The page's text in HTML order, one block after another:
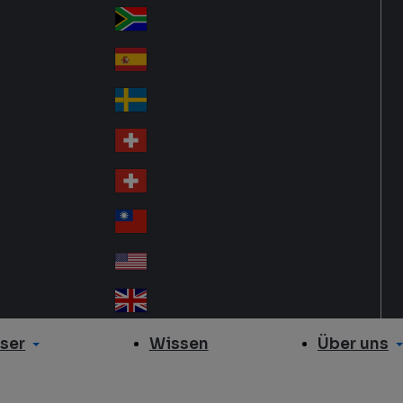
va
kia
So
uth
Af
ric
a
Sp
ain
Sw
ed
en
Sw
itz
erl
an
d
Sw
itz
erl
an
d
wa
n
A
Un
ite Wissen Über uns